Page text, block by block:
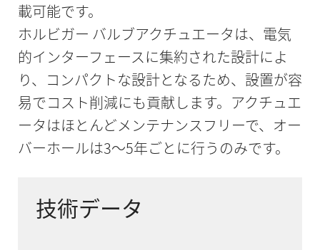
載可能です。
ホルビガー バルブアクチュエータは、電気
的インターフェースに集約された設計によ
り、コンパクトな設計となるため、設置が容
易でコスト削減にも貢献します。アクチュエ
ータはほとんどメンテナンスフリーで、オー
バーホールは3～5年ごとに行うのみです。
技術データ